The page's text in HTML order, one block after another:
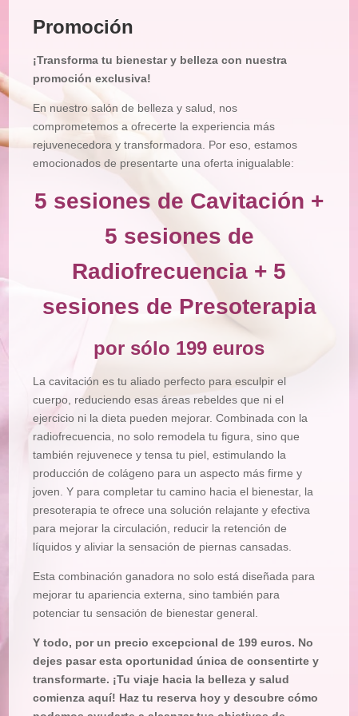
Tratamiento
Depilación
Manicura
yPedicura
Maquillajes
Micropigmentación
Microblading
Pestañas
Peluquería
Promoción
¡Transforma tu bienestar y belleza con nuestra
promoción exclusiva!
En nuestro salón de belleza y salud, nos
comprometemos a ofrecerte la experiencia más
rejuvenecedora y transformadora. Por eso, estamos
emocionados de presentarte una oferta inigualable:
5 sesiones de Cavitación +
5 sesiones de
Radiofrecuencia + 5
sesiones de Presoterapia
por sólo 199 euros
La cavitación es tu aliado perfecto para esculpir el
cuerpo, reduciendo esas áreas rebeldes que ni el
ejercicio ni la dieta pueden mejorar. Combinada con la
radiofrecuencia, no solo remodela tu figura, sino que
también rejuvenece y tensa tu piel, estimulando la
producción de colágeno para un aspecto más firme y
joven. Y para completar tu camino hacia el bienestar, la
presoterapia te ofrece una solución relajante y efectiva
para mejorar la circulación, reducir la retención de
líquidos y aliviar la sensación de piernas cansadas.
Esta combinación ganadora no solo está diseñada para
mejorar tu apariencia externa, sino también para
potenciar tu sensación de bienestar general.
Y todo, por un precio excepcional de 199 euros. No
dejes pasar esta oportunidad única de consentirte y
transformarte. ¡Tu viaje hacia la belleza y salud
comienza aquí! Haz tu reserva hoy y descubre cómo